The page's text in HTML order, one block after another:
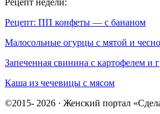
Рецепт: ПП конфеты — с бананом
Малосольные огурцы с мятой и
Запеченная свинина с картофелем
Каша из чечевицы с мясом
©2015- 2026 · Женский портал